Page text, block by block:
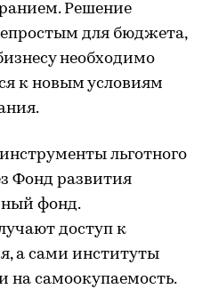
Решение
для бюджета,
необходимо
к новым условиям
льготного
Фонд развития
фонд.
доступ к
а сами институты
самоокупаемость.